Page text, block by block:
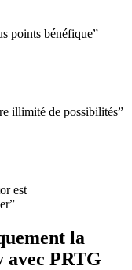
points bénéfique”
illimité de possibilités”
est
la
avec PRTG